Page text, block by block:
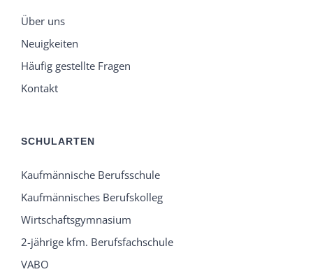
Über uns
Neuigkeiten
Häufig gestellte Fragen
Kontakt
SCHULARTEN
Kaufmännische Berufsschule
Kaufmännisches Berufskolleg
Wirtschaftsgymnasium
2-jährige kfm. Berufsfachschule
VABO